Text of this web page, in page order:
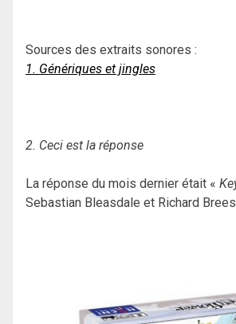
Sources des extraits sonores :
1. Génériques et jingles
2. Ceci est la réponse
La réponse du mois dernier était «
Sebastian Bleasdale et Richard